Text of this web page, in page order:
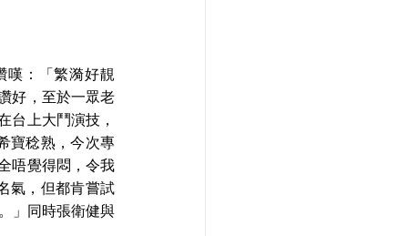
嘆：「繁漪好靚
好，至於一眾老
台上大鬥演技，
寶稔熟，今次專
唔覺得悶，令我
氣，但都肯嘗試
」同時張衛健與